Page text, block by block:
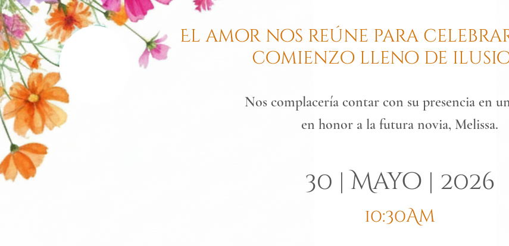
El amor nos reúne para
comienzo lleno de
Nos complacería contar con su presencia en
en honor a la futura novia, Melissa.
30 | Mayo | 2026
10:30Am